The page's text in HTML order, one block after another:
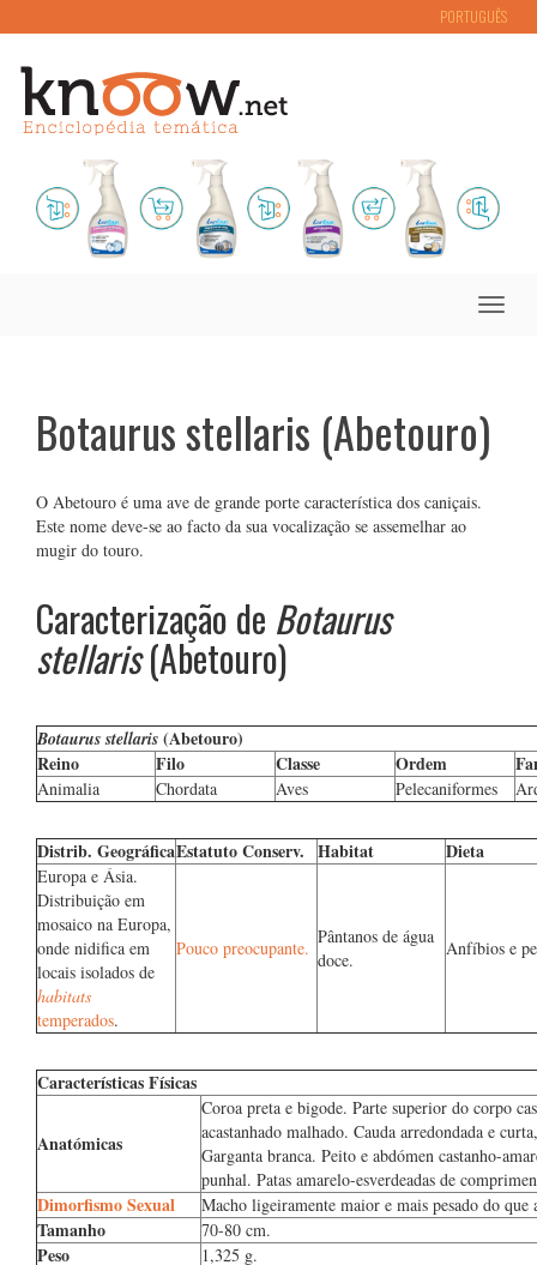
PORTUGUÊS
Toggle
Botaurus stellaris (Abetouro)
O Abetouro é uma ave de grande porte característica dos caniçais.
Este nome deve-se ao facto da sua vocalização se assemelhar ao
mugir do touro.
Caracterização de Botaurus
stellaris(Abetouro)
Botaurus stellaris (Abetouro)
Reino
Filo Classe Ordem
Animalia Chordata Aves Pelecaniformes
Distrib. GeográficaEstatuto Conserv. Habitat Dieta
Europa e Ásia.
Distribuição em
mosaico na Europa,
onde nidifica em
locais isolados de
habitats
temperados.
Pouco preocupante.
Pântanos de água
doce.
Anfíbios e
Características Físicas
Anatómicas
Coroa preta e bigode. Parte superior do corpo
acastanhado malhado. Cauda arredondada e
Garganta branca. Peito e abdómen castanho-
punhal. Patas amarelo-esverdeadas de
Dimorfismo Sexual Macho ligeiramente maior e mais pesado do que
Tamanho 70-80 cm.
Peso 1,325 g.